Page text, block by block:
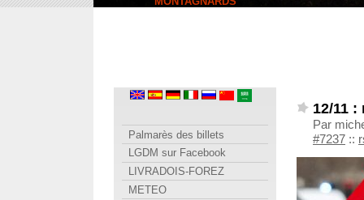
12/11
Par
#7237 ::
Palmarès des billets
LGDM sur Facebook
LIVRADOIS-FOREZ
METEO